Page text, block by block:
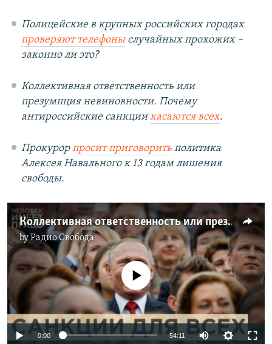
Полицейские в крупных российских городах
проверяют телефоныслучайных прохожих –
законно ли это?
Коллективная ответственность или
презумпция невиновности. Почему
антироссийские санкциикасаются всех.
Прокурорпросит приговоритьполитика
Алексея Навального к 13 годам лишения
свободы.
Коллективная ответственность или презумпция невиновности
byРадио Свобода
No media source currently available
0:00 54:11 Auto